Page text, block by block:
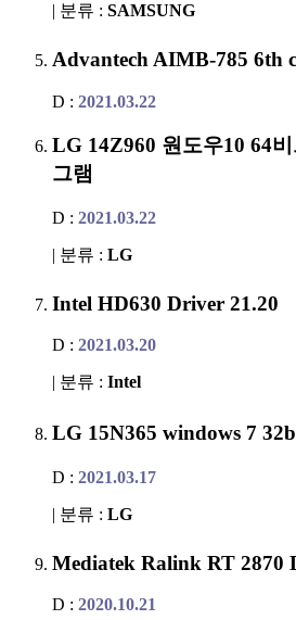
| 분류 : SAMSUNG
Advantech AIMB-785 6th
D : 2021.03.22
LG 14Z960 원도우10 64
그램
D : 2021.03.22
| 분류 : LG
Intel HD630 Driver 21.20
D : 2021.03.20
| 분류 : Intel
LG 15N365 windows 7
D : 2021.03.17
| 분류 : LG
Mediatek Ralink RT 2870
D : 2020.10.21